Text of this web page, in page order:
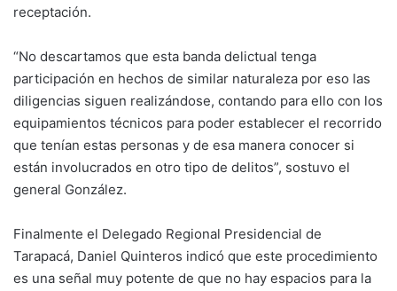
receptación.
“No descartamos que esta banda delictual tenga
participación en hechos de similar naturaleza por eso las
diligencias siguen realizándose, contando para ello con los
equipamientos técnicos para poder establecer el recorrido
que tenían estas personas y de esa manera conocer si
están involucrados en otro tipo de delitos”, sostuvo el
general González.
Finalmente el Delegado Regional Presidencial de
Tarapacá, Daniel Quinteros indicó que este procedimiento
es una señal muy potente de que no hay espacios para la